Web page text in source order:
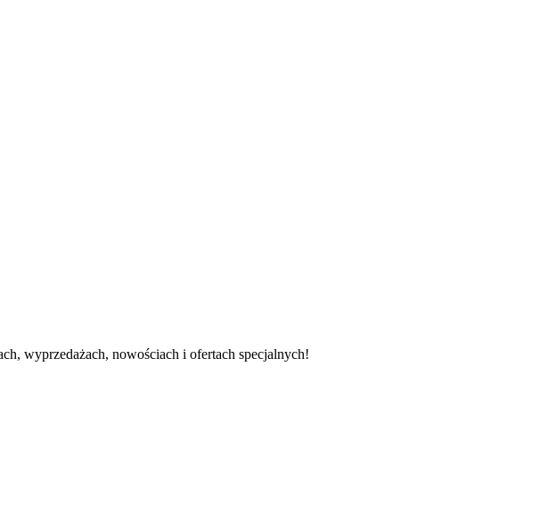
wyprzedażach, nowościach i ofertach specjalnych!